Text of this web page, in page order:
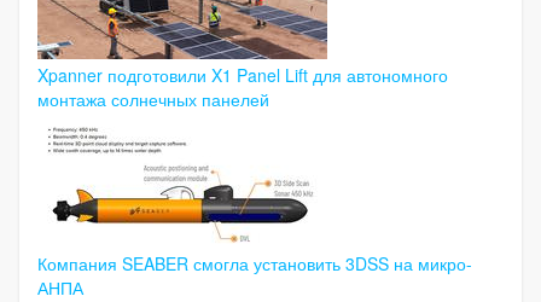
Xpanner подготовили X1 Panel Lift для автономного
монтажа солнечных панелей
Компания SEABER смогла установить 3DSS на микро-
АНПА